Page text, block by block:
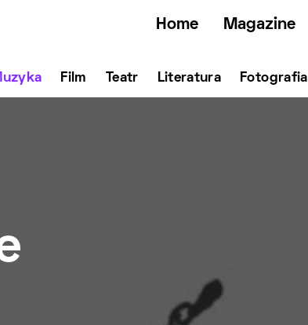
Home Magazine
Film Teatr Literatura Fotografia